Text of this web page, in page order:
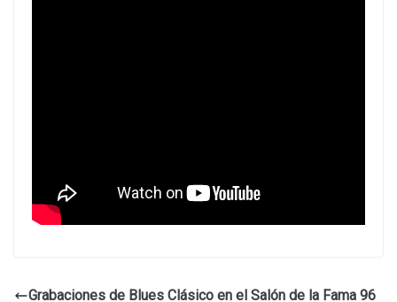
Grabaciones de Blues Clásico en el Salón de la Fama 96